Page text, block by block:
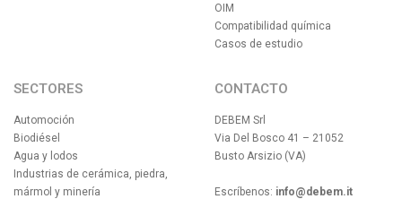
OIM
Compatibilidad química
Casos de estudio
SECTORES
Automoción
Biodiésel
Agua y lodos
Industrias de cerámica, piedra,
mármol y minería
CONTACTO
DEBEM Srl
Via Del Bosco 41 – 21052
Busto Arsizio (VA)
Escríbenos: info@debem.it